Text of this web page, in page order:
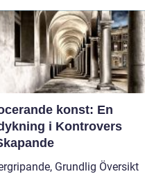
konst: En
i Kontrovers
Grundlig Översikt